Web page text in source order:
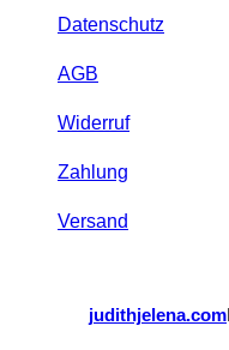
Datenschutz
AGB
Widerruf
Zahlung
Versand
judithjelena.com